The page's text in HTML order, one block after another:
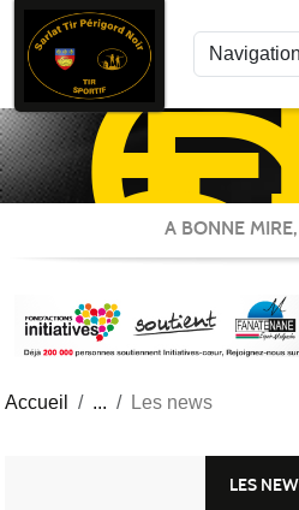
A BONNE
Accueil Les news
LES
Panneau de gestion des cookies